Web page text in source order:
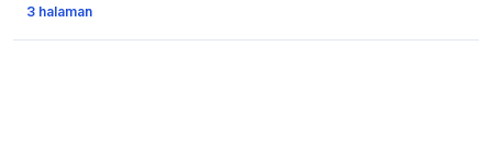
3 halaman